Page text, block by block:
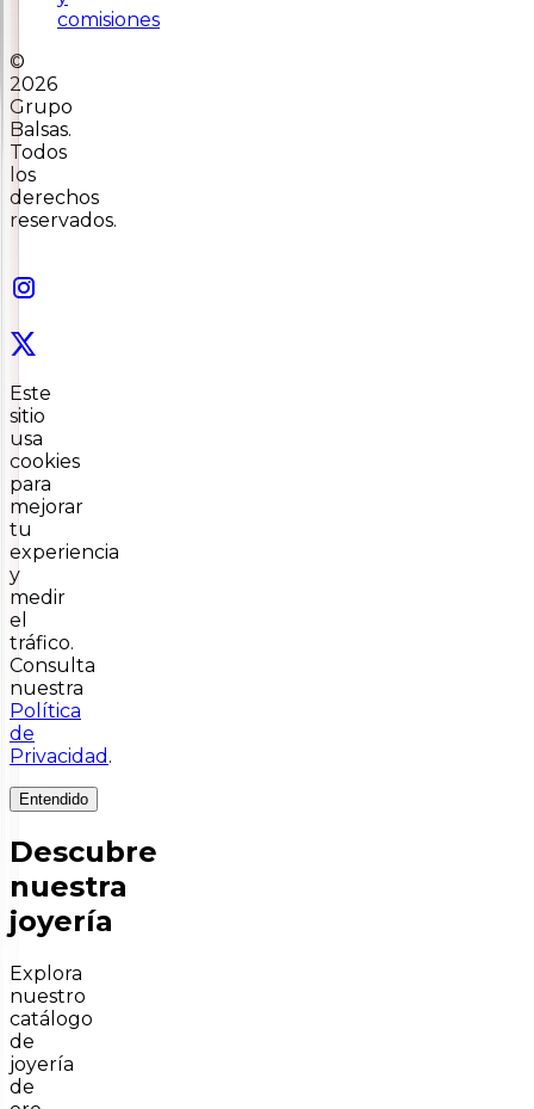
comisiones
©
2026
Grupo
Balsas.
Todos
los
derechos
reservados.
Este
sitio
usa
cookies
para
mejorar
tu
experiencia
y
medir
el
tráfico.
Consulta
nuestra
Política
de
Privacidad .
Entendido
Descubre
nuestra
joyería
Explora
nuestro
catálogo
de
joyería
de